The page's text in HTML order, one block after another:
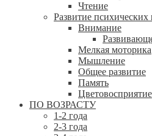
Чтение
Развитие психических
Внимание
Мелкая моторика
Мышление
Общее развитие
Память
Цветовосприятие
ПО ВОЗРАСТУ
1-2 года
2-3 года